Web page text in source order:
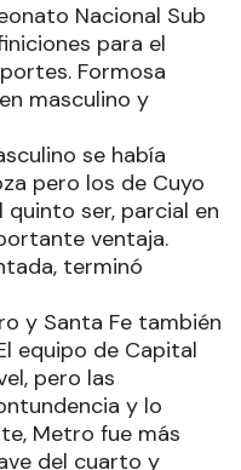
Nacional Sub
para el
Formosa
masculino y
se había
pero los de Cuyo
ser, parcial en
ventaja.
terminó
y Santa Fe también
equipo de Capital
pero las
y lo
Metro fue más
del cuarto y